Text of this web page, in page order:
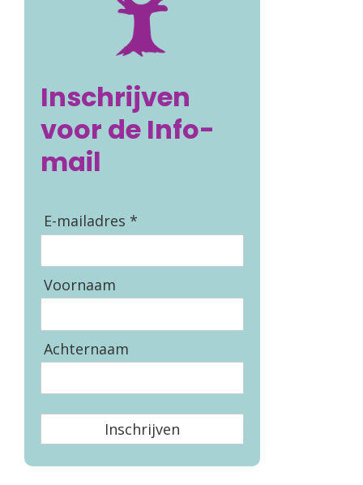
Inschrijven
voor de Info-
mail
E-mailadres *
Voornaam
Achternaam
Inschrijven